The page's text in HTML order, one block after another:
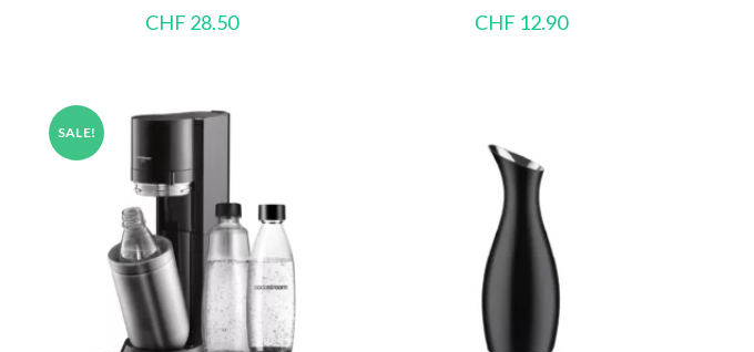
CHF 28.50 CHF 12.90
SALE!